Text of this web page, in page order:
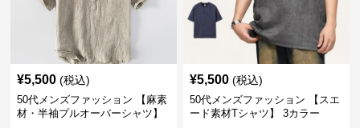
¥5,500 (税込)
50代メンズファッション 【麻素
材・半袖プルオーバーシャツ】
¥5,500 (税込)
50代メンズファッション 【スエ
ード素材Tシャツ】 3カラー